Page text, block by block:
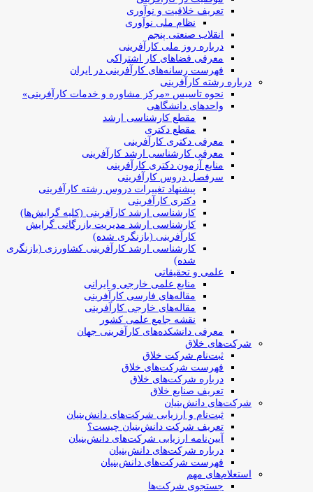
تعریف خلاقیت و نوآوری
نظام ملی نوآوری
انقلاب صنعتی پنجم
درباره روز ملی کارآفرینی
معرفی فضاهای کار اشتراکی
فهرست رسانه‌های کارآفرینی در ایران
درباره رشته کارآفرینی
نحوه تاسیس «مرکز مشاوره و خدمات کارآفرینی»
واحدهای دانشگاهی
مقطع کارشناسی ارشد
مقطع دکتری
معرفی دکتری کارآفرینی
معرفی کارشناسی ارشد کارآفرینی
منابع آزمون دکتری کارآفرینی
سرفصل دروس کارآفرینی
پیشنهاد تغییرات دروس رشته کارآفرینی
دکتری کارآفرینی
کارشناسی ارشد کارآفرینی (کلیه گرایش‌ها)
کارشناسی ارشد مدیریت بازرگانی گرایش
کارآفرینی (بازنگری شده)
کارشناسی ارشد کارآفرینی کشاورزی (بازنگری
شده)
علمی و تحقیقاتی
منابع علمی خارجی و ایرانی
مقاله‌های فارسی کارآفرینی
مقاله‌های خارجی کارآفرینی
نقشه جامع علمی کشور
معرفی دانشکده‌های کارآفرینی جهان
شرکت‌های خلاق
ثبت‌نام شرکت خلاق
فهرست شرکت‌های خلاق
درباره شرکت‌های خلاق
تعریف صنایع خلاق
شرکت‌های دانش‌بنیان
ثبت‌نام و ارزیابی شرکت‌های دانش‌بنیان
تعریف شرکت دانش‌بنیان چیست؟
آیین‌نامه ارزیابی شرکت‌های دانش‌بنیان
درباره شرکت‌های دانش‌بنیان
فهرست شرکت‌های دانش‌بنیان
استعلام‌های مهم
جستجوی شرکت‌ها